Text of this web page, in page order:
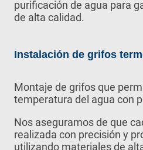
purificación de agua para
de alta calidad.
Instalación de grifos
Montaje de grifos que
temperatura del agua con
Nos aseguramos de que
realizada con precisión y
utilizando materiales de